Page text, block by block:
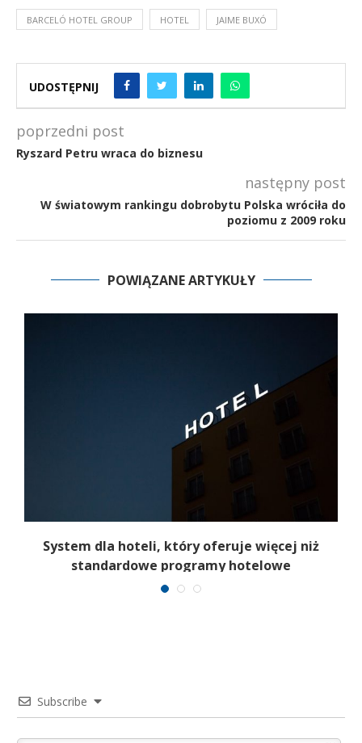
BARCELÓ HOTEL GROUP HOTEL JAIME BUXÓ
UDOSTĘPNIJ
poprzedni post
Ryszard Petru wraca do biznesu
następny post
W światowym rankingu dobrobytu Polska wróciła do
poziomu z 2009 roku
POWIĄZANE ARTYKUŁY
System dla hoteli, który oferuje więcej niż
standardowe programy hotelowe
Subscribe